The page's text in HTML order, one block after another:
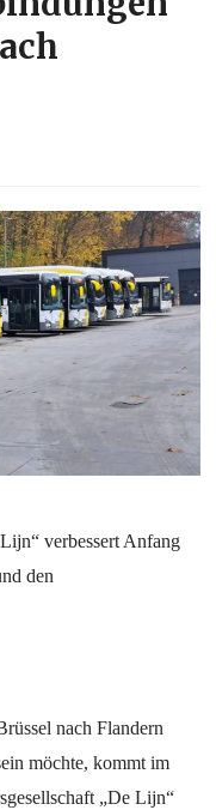
verbessert Anfang
den
nach Flandern
möchte, kommt im
„De Lijn“